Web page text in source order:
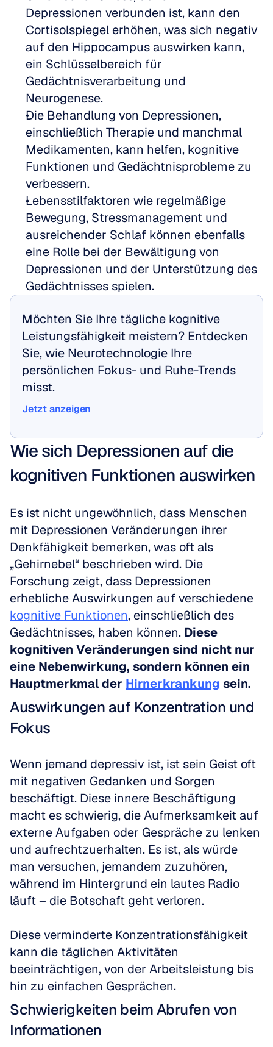
Depressionen verbunden ist, kann den
Cortisolspiegel erhöhen, was sich negativ
auf den Hippocampus auswirken kann,
ein Schlüsselbereich für
Gedächtnisverarbeitung und
Neurogenese.
Die Behandlung von Depressionen,
einschließlich Therapie und manchmal
Medikamenten, kann helfen, kognitive
Funktionen und Gedächtnisprobleme zu
verbessern.
Lebensstilfaktoren wie regelmäßige
Bewegung, Stressmanagement und
ausreichender Schlaf können ebenfalls
eine Rolle bei der Bewältigung von
Depressionen und der Unterstützung des
Gedächtnisses spielen.
Möchten Sie Ihre tägliche kognitive
Leistungsfähigkeit meistern? Entdecken
Sie, wie Neurotechnologie Ihre
persönlichen Fokus- und Ruhe-Trends
misst.
Jetzt anzeigen
Wie sich Depressionen auf die
kognitiven Funktionen auswirken
Es ist nicht ungewöhnlich, dass Menschen
mit Depressionen Veränderungen ihrer
Denkfähigkeit bemerken, was oft als
„Gehirnebel“ beschrieben wird. Die
Forschung zeigt, dass Depressionen
kognitive Funktionen, einschließlich des
Gedächtnisses, haben können. Diese
kognitiven Veränderungen sind nicht nur
eine Nebenwirkung, sondern können ein
Hauptmerkmal der Hirnerkrankung sein.
Auswirkungen auf Konzentration und
Fokus
Wenn jemand depressiv ist, ist sein Geist oft
mit negativen Gedanken und Sorgen
beschäftigt. Diese innere Beschäftigung
macht es schwierig, die Aufmerksamkeit auf
externe Aufgaben oder Gespräche zu lenken
und aufrechtzuerhalten. Es ist, als würde
man versuchen, jemandem zuzuhören,
während im Hintergrund ein lautes Radio
läuft – die Botschaft geht verloren.
Diese verminderte Konzentrationsfähigkeit
kann die täglichen Aktivitäten
beeinträchtigen, von der Arbeitsleistung bis
hin zu einfachen Gesprächen.
Schwierigkeiten beim Abrufen von
Informationen